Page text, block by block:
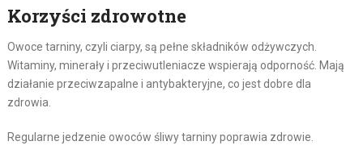
Korzyści zdrowotne
Owoce tarniny, czyli ciarpy, są pełne składników odżywczych.
Witaminy, minerały i przeciwutleniacze wspierają odporność. Mają
działanie przeciwzapalne i antybakteryjne, co jest dobre dla
zdrowia.
Regularne jedzenie owoców śliwy tarniny poprawia zdrowie.